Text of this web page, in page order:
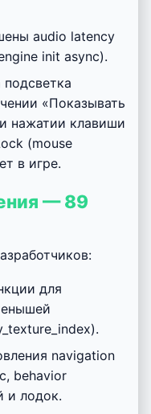
audio latency
init async).
«Показывать
нажатии клавиши
(mouse
в игре.
— 89
для
navigation
behavior
и лодок.